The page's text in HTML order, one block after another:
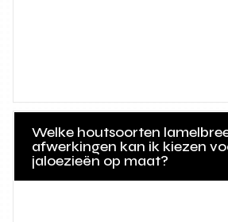
Welke houtsoorten
afwerkingen kan ik kiezen
jaloezieën op maat?